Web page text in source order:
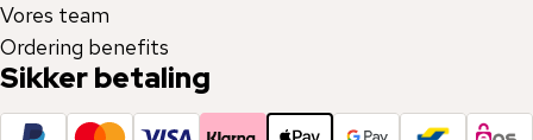
Vores team
Ordering benefits
Sikker betaling